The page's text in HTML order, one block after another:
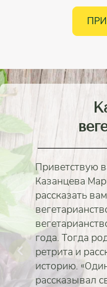
Приветствую
Казанцева
рассказать
года. Тогда
ретрита и
историю.
рассказывал